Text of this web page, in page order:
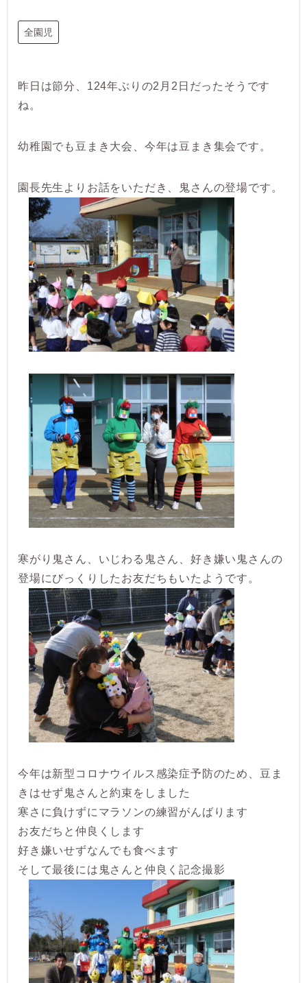
全園児
昨日は節分、124年ぶりの2月2日だったそうです
ね。
幼稚園でも豆まき大会、今年は豆まき集会です。
園長先生よりお話をいただき、鬼さんの登場です。
寒がり鬼さん、いじわる鬼さん、好き嫌い鬼さんの
登場にびっくりしたお友だちもいたようです。
今年は新型コロナウイルス感染症予防のため、豆ま
きはせず鬼さんと約束をしました
寒さに負けずにマラソンの練習がんばります
お友だちと仲良くします
好き嫌いせずなんでも食べます
そして最後には鬼さんと仲良く記念撮影